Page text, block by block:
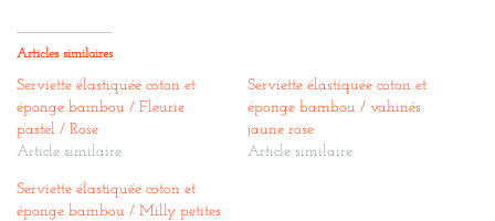
Articles similaires
Serviette élastiquée coton et
éponge bambou / Fleurie
pastel / Rose
Article similaire
Serviette élastiquée coton et
éponge bambou / vahinés
jaune rose
Article similaire
Serviette élastiquée coton et
éponge bambou / Milly petites